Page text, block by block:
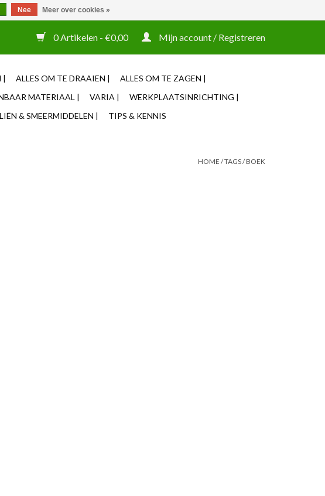
0 Artikelen - €0,00 Mijn account / Registreren
| ALLES OM TE DRAAIEN |
ALLES OM TE ZAGEN |
MATERIAAL | VARIA |
WERKPLAATSINRICHTING |
& SMEERMIDDELEN | TIPS & KENNIS
HOME /TAGS/BOEK
Nee Meer over cookies »
✓ Naast tooling ook machines Zakelijke login mogelijk